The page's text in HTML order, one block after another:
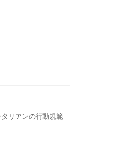
リアンの行動規範